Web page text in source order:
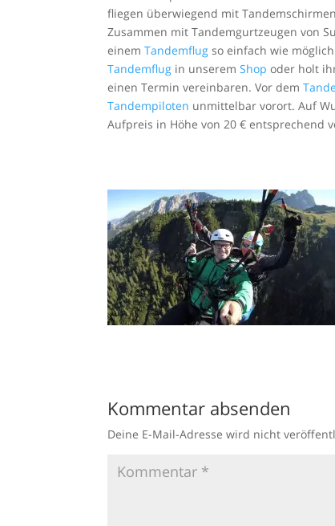
fliegen überwiegend mit
Zusammen mit Tandemgurtzeugen von
einemTandemflug so einfach wie
Tandemflug in unserem Shop oder holt
einen Termin vereinbaren. Vor dem
Tandempiloten unmittelbar vorort. Auf
Aufpreis in Höhe von 20 € entsprechend
Kommentar absenden
Deine E-Mail-Adresse wird nicht